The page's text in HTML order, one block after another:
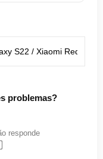
problemas?
responde